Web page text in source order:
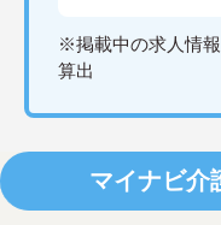
※掲載中の求人情
算出
マイナビ介